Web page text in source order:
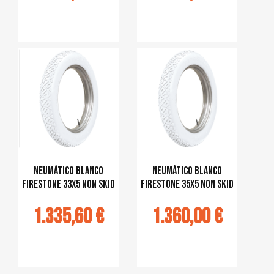
Neumático blanco
Firestone 33x5 Non Skid
1.335,60 €
Neumático blanco
Firestone 35x5 Non Skid
1.360,00 €